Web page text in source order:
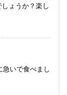
ょうか？楽し
いで食べまし